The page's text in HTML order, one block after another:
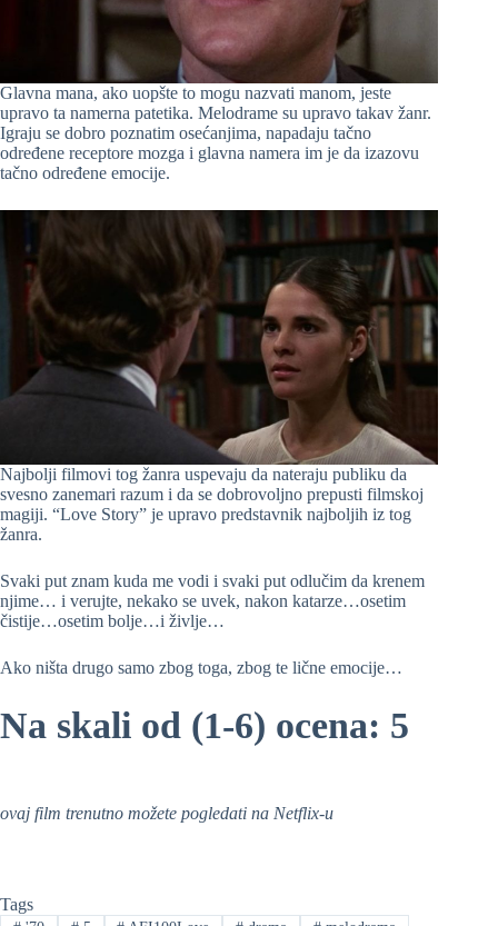
Glavna mana, ako uopšte to mogu nazvati manom, jeste
upravo ta namerna patetika. Melodrame su upravo takav žanr.
Igraju se dobro poznatim osećanjima, napadaju tačno
određene receptore mozga i glavna namera im je da izazovu
tačno određene emocije.
Najbolji filmovi tog žanra uspevaju da nateraju publiku da
svesno zanemari razum i da se dobrovoljno prepusti filmskoj
magiji. “Love Story” je upravo predstavnik najboljih iz tog
žanra.
Svaki put znam kuda me vodi i svaki put odlučim da krenem
njime… i verujte, nekako se uvek, nakon katarze…osetim
čistije…osetim bolje…i življe…
Ako ništa drugo samo zbog toga, zbog te lične emocije…
Na skali od (1-6) ocena: 5
ovaj film trenutno možete pogledati na Netflix-u
Tags